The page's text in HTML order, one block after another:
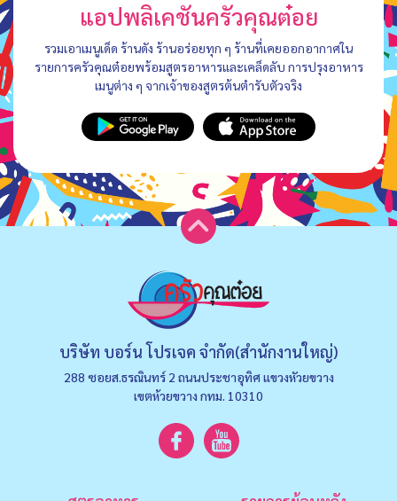
แอปพลิเคชันครัวคุณต๋อย
รวมเอาเมนูเด็ด ร้านดัง ร้านอร่อยทุก ๆ ร้านที่เคยออกอากาศใน
รายการครัวคุณต๋อยพร้อมสูตรอาหารและเคล็ดลับ การปรุงอาหาร
เมนูต่าง ๆ จากเจ้าของสูตรต้นตำรับตัวจริง
บริษัท บอร์น โปรเจค จำกัด(สำนักงานใหญ่)
288 ซอยส.ธรณินทร์ 2 ถนนประชาอุทิศ แขวงหัวยขวาง
เขตห้วยขวาง กทม. 10310